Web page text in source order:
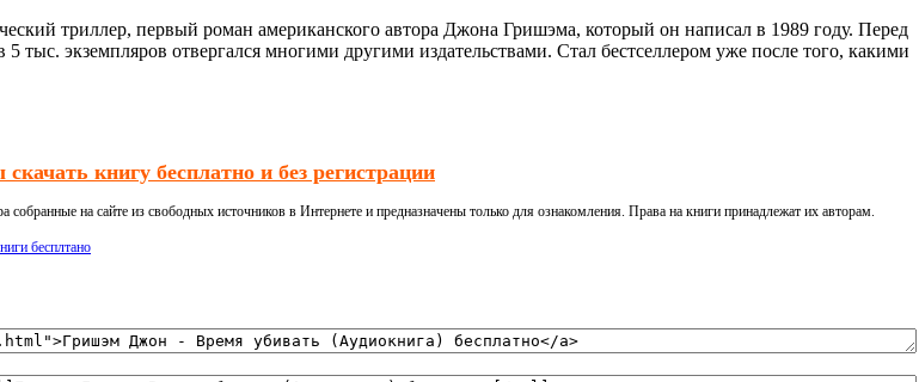
триллер, первый роман американского автора Джона Гришэма, который он написал в 1989 году. Перед
экземпляров отвергался многими другими издательствами. Стал бестселлером уже после того, какими
книгу бесплатно и без регистрации
на сайте из свободных источников в Интернете и предназначены только для ознакомления. Права на книги принадлежат их авторам.
бесплтано